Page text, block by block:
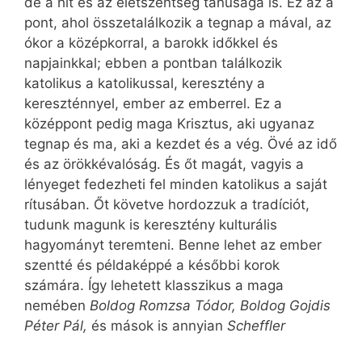
pont, ahol összetalálkozik a tegnap a mával, az
ókor a középkorral, a barokk időkkel és
napjainkkal; ebben a pontban találkozik
katolikus a katolikussal, keresztény a
kereszténnyel, ember az emberrel. Ez a
középpont pedig maga Krisztus, aki ugyanaz
tegnap és ma, aki a kezdet és a vég. Övé az idő
és az örökkévalóság. És őt magát, vagyis a
lényeget fedezheti fel minden katolikus a saját
rítusában. Őt követve hordozzuk a tradíciót,
tudunk magunk is keresztény kulturális
hagyományt teremteni. Benne lehet az ember
szentté és példaképpé a későbbi korok
számára. Így lehetett klasszikus a maga
nemében Boldog Romzsa Tódor, Boldog Gojdis
Péter Pál, és mások is annyian Scheffler